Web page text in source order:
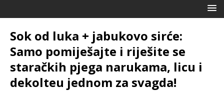
Sok od luka + jabukovo sirće:
Samo pomiješajte i riješite se
staračkih pjega narukama, licu i
dekolteu jednom za svagda!